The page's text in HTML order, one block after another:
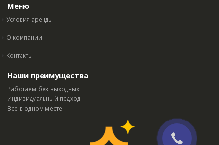
Меню
Условия аренды
О компании
Контакты
Наши преимущества
Работаем без выходных
Индивидуальный подход
Все в одном месте